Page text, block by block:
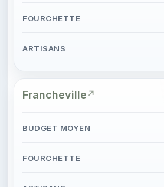
Francheville